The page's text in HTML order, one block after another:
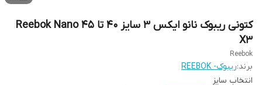
کتونی ریبوک نانو ایکس 3 سایز ۴۰ تا ۴۵ Reebok Nano
X3
Reebok
برند:ریبوک- REEBOK
انتخاب سایز